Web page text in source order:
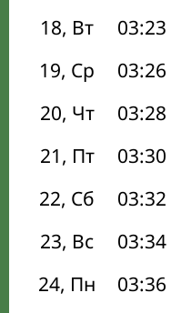
18, Вт
03:23
19, Ср
03:26
20, Чт
03:28
21, Пт
03:30
22, Сб
03:32
23, Вс
03:34
24, Пн
03:36